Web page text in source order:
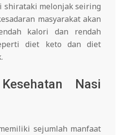
shirataki melonjak seiring
masyarakat akan
kalori dan rendah
diet keto dan diet
Nasi
sejumlah manfaat